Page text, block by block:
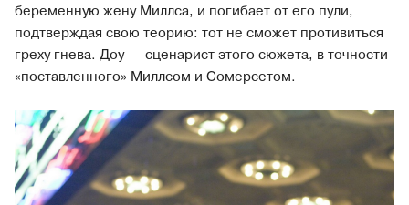
беременную жену Миллса, и погибает от его пули,
подтверждая свою теорию: тот не сможет противиться
греху гнева. Доу — сценарист этого сюжета, в точности
«поставленного» Миллсом и Сомерсетом.